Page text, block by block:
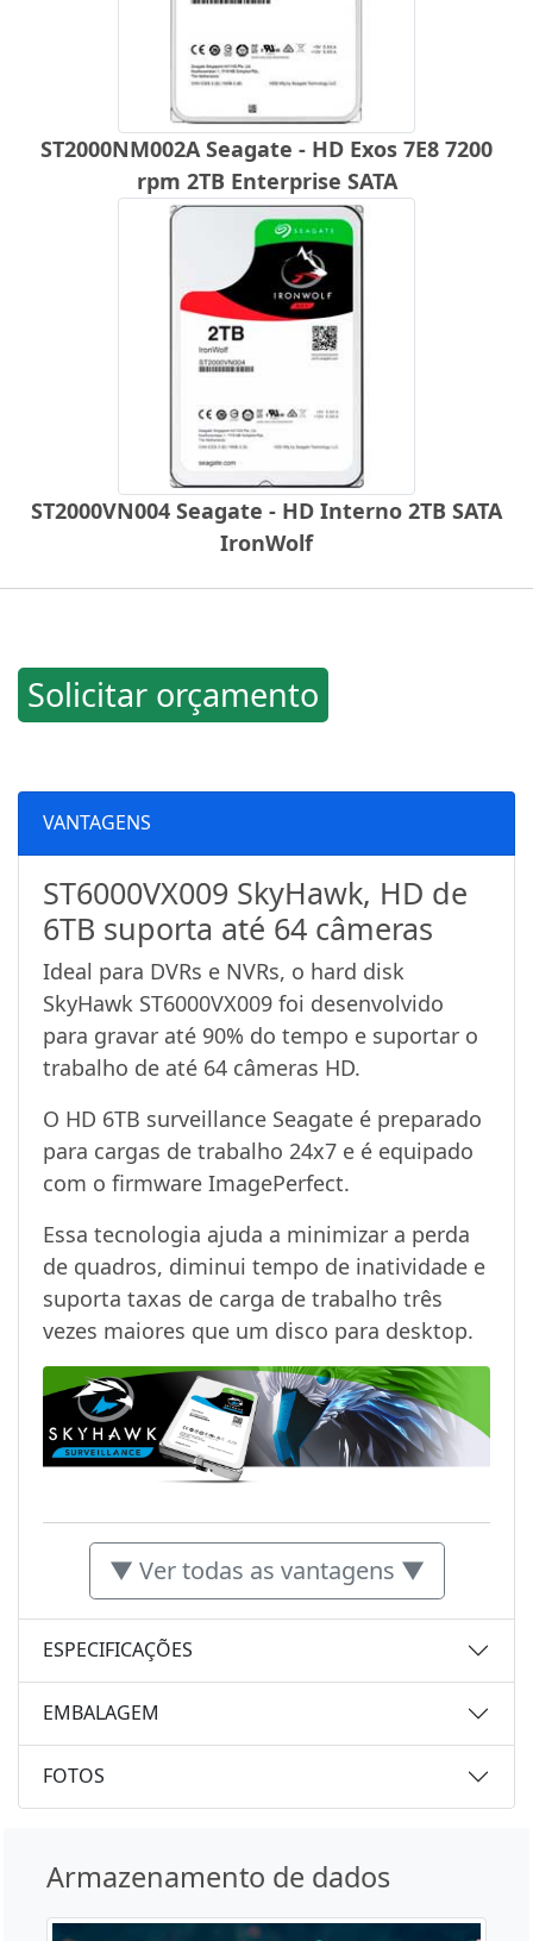
ST2000NM002A Seagate - HD Exos 7E8 7200
rpm 2TB Enterprise SATA
ST2000VN004 Seagate - HD Interno 2TB SATA
IronWolf
Solicitar orçamento
VANTAGENS
ST6000VX009 SkyHawk, HD de
6TB suporta até 64 câmeras
Ideal para DVRs e NVRs, o hard disk
SkyHawk ST6000VX009 foi desenvolvido
para gravar até 90% do tempo e suportar o
trabalho de até 64 câmeras HD.
O HD 6TB surveillance Seagate é preparado
para cargas de trabalho 24x7 e é equipado
com o firmware ImagePerfect.
Essa tecnologia ajuda a minimizar a perda
de quadros, diminui tempo de inatividade e
suporta taxas de carga de trabalho três
vezes maiores que um disco para desktop.
▼ Ver todas as vantagens ▼
ESPECIFICAÇÕES
EMBALAGEM
FOTOS
Armazenamento de dados